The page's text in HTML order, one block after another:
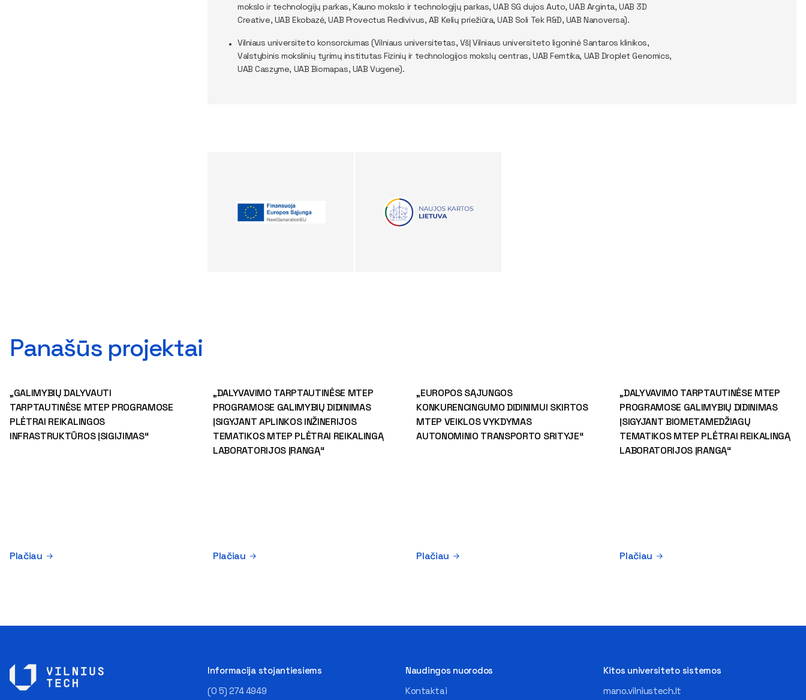
mokslo ir technologijų parkas, Kauno mokslo ir technologijų parkas, UAB SG dujos Auto, UAB Arginta, UAB 3D
Creative, UAB Ekobazė, UAB Provectus Redivivus, AB Kelių priežiūra, UAB Soli Tek R&D, UAB Nanoversa).
Vilniaus universiteto konsorciumas (Vilniaus universitetas, VšĮ Vilniaus universiteto ligoninė Santaros klinikos,
Valstybinis mokslinių tyrimų institutas Fizinių ir technologijos mokslų centras, UAB Femtika, UAB Droplet Genomics,
UAB Caszyme, UAB Biomapas, UAB Vugene).
Panašūs projektai
„GALIMYBIŲ DALYVAUTI
TARPTAUTINĖSE MTEP PROGRAMOSE
PLĖTRAI REIKALINGOS
INFRASTRUKTŪROS ĮSIGIJIMAS“
Plačiau
„DALYVAVIMO TARPTAUTINĖSE MTEP
PROGRAMOSE GALIMYBIŲ DIDINIMAS
ĮSIGYJANT APLINKOS INŽINERIJOS
TEMATIKOS MTEP PLĖTRAI REIKALINGĄ
LABORATORIJOS ĮRANGĄ“
Plačiau
„EUROPOS SĄJUNGOS
KONKURENCINGUMO DIDINIMUI SKIRTOS
MTEP VEIKLOS VYKDYMAS
AUTONOMINIO TRANSPORTO SRITYJE“
Plačiau
„DALYVAVIMO TARPTAUTINĖSE MTEP
PROGRAMOSE GALIMYBIŲ DIDINIMAS
ĮSIGYJANT BIOMETAMEDŽIAGŲ
TEMATIKOS MTEP PLĖTRAI REIKALINGĄ
LABORATORIJOS ĮRANGĄ“
Plačiau
Informacija stojantiesiems
(0 5) 274 4949
Naudingos nuorodos
Kontaktai
Kitos universiteto sistemos
mano.vilniustech.lt